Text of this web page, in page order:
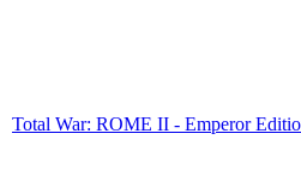
Total War: ROME II - Emperor